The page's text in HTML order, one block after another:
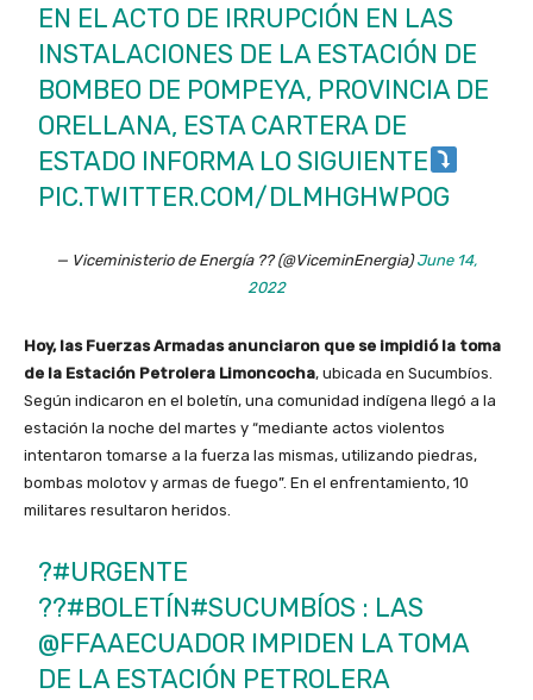
EN EL ACTO DE IRRUPCIÓN EN LAS
INSTALACIONES DE LA ESTACIÓN DE
BOMBEO DE POMPEYA, PROVINCIA DE
ORELLANA, ESTA CARTERA DE
ESTADO INFORMA LO SIGUIENTE
PIC.TWITTER.COM/DLMHGHWPOG
— Viceministerio de Energía ?? (@ViceminEnergia)June 14,
2022
Hoy, las Fuerzas Armadas anunciaron que se impidió la toma
de la Estación Petrolera Limoncocha, ubicada en Sucumbíos.
Según indicaron en el boletín, una comunidad indígena llegó a la
estación la noche del martes y “mediante actos violentos
intentaron tomarse a la fuerza las mismas, utilizando piedras,
bombas molotov y armas de fuego”. En el enfrentamiento, 10
militares resultaron heridos.
?#URGENTE
??#BOLETÍN#SUCUMBÍOS : LAS
@FFAAECUADOR IMPIDEN LA TOMA
DE LA ESTACIÓN PETROLERA